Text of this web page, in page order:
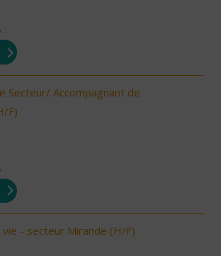
Secteur/ Accompagnant de
F)
vie - secteur Mirande (H/F)